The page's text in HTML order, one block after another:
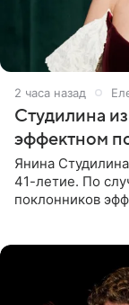
2 часа назад
Студилина
эффектном
Янина
41-летие. По
поклонников